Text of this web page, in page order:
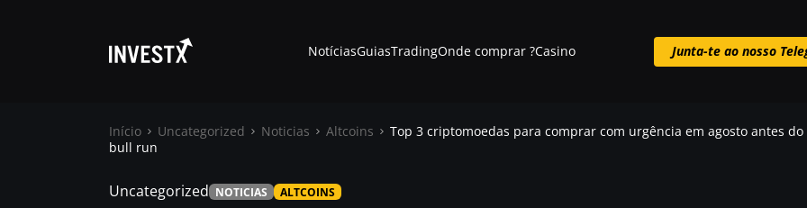
Notícias
NotíciasGuiasTradingOnde comprar ?Casino Junta-te ao nosso
Início Uncategorized Noticias Altcoins
Top 3 criptomoedas para comprar com urgência em agosto antes do
bull run
Uncategorized NOTICIAS ALTCOINS